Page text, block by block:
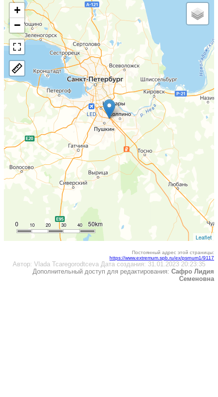
+
−
10
0 20 30 40 50km
Leaflet
Постоянный адрес этой страницы:
https://www.extremum.spb.ru/ex/psrnum1/9117
Автор: Vlada Tcaregorodtceva Дата создания: 31.01.2023 20:23:35
Дополнительный доступ для редактирования: Сафро Лидия
Семеновна